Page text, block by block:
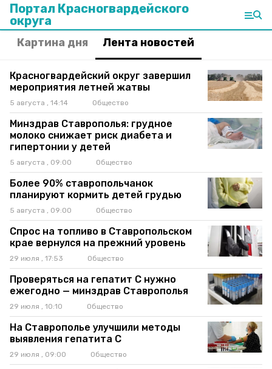
Портал Красногвардейского
округа
Картина дня Лента новостей
Красногвардейский округ завершил
мероприятия летней жатвы
5 августа , 14:14 Общество
Минздрав Ставрополья: грудное
молоко снижает риск диабета и
гипертонии у детей
5 августа , 09:00 Общество
Более 90% ставропольчанок
планируют кормить детей грудью
5 августа , 09:00 Общество
Спрос на топливо в Ставропольском
крае вернулся на прежний уровень
29 июля , 17:53 Общество
Проверяться на гепатит C нужно
ежегодно — минздрав Ставрополья
29 июля , 10:10 Общество
На Ставрополье улучшили методы
выявления гепатита C
29 июля , 09:00 Общество